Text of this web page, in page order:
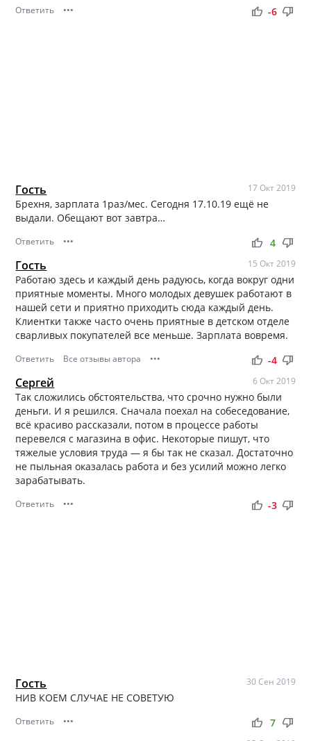
Ответить ••• thumb_up thumb_down
-6
Гость 17 Окт 2019
Брехня, зарплата 1раз/мес. Сегодня 17.10.19 ещё не
выдали. Обещают вот завтра…
Ответить ••• thumb_up thumb_down
4
Гость 15 Окт 2019
Работаю здесь и каждый день радуюсь, когда вокруг одни
приятные моменты. Много молодых девушек работают в
нашей сети и приятно приходить сюда каждый день.
Клиентки также часто очень приятные в детском отделе
сварливых покупателей все меньше. Зарплата вовремя.
Ответить Все отзывы автора ••• thumb_up thumb_down
-4
Сергей 6 Окт 2019
Так сложились обстоятельства, что срочно нужно были
деньги. И я решился. Сначала поехал на собеседование,
всё красиво рассказали, потом в процессе работы
перевелся с магазина в офис. Некоторые пишут, что
тяжелые условия труда — я бы так не сказал. Достаточно
не пыльная оказалась работа и без усилий можно легко
зарабатывать.
Ответить ••• thumb_up thumb_down
-3
Гость 30 Сен 2019
НИВ КОЕМ СЛУЧАЕ НЕ СОВЕТУЮ
Ответить ••• thumb_up thumb_down
7